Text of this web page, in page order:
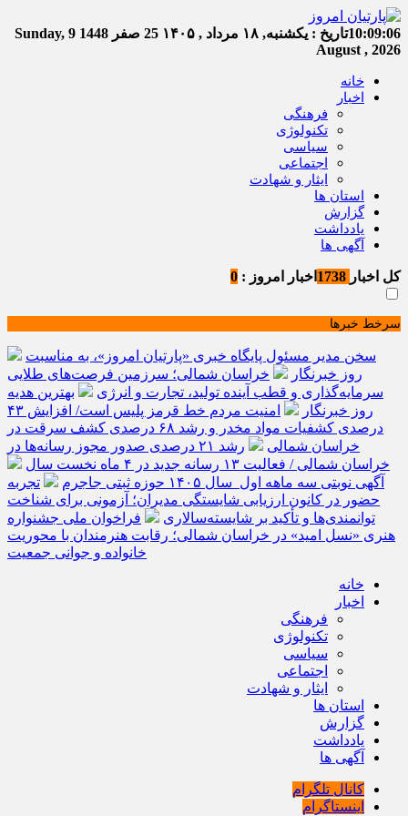
10:09:06تاریخ : یکشنبه, ۱۸ مرداد , ۱۴۰۵ 25 صفر 1448
Sunday, 9
August , 2026
خانه
اخبار
فرهنگی
تکنولوژی
سیاسی
اجتماعی
ایثار و شهادت
استان ها
گزارش
یادداشت
آگهی ها
کل اخبار اخبار امروز : 0
سرخط خبرها
سخن مدیر مسئول پایگاه خبری «پارتیان امروز»، به مناسبت
روز خبرنگار
خراسان شمالی؛ سرزمین فرصت‌های طلایی
سرمایه‌گذاری و قطب آینده تولید، تجارت و انرژی
بهترین هدیه
روز خبرنگار
امنیت مردم خط قرمز پلیس است/ افزایش ۴۳
درصدی کشفیات مواد مخدر و رشد ۶۸ درصدی کشف سرقت در
خراسان شمالی
رشد ۲۱ درصدی صدور مجوز رسانه‌ها در
خراسان شمالی / فعالیت ۱۳ رسانه جدید در ۴ ماه نخست سال
آگهی نوبتی سه ماهه اول سال ۱۴۰۵ حوزه ثبتی جاجرم
تجربه
حضور در کانون ارزیابی شایستگی مدیران؛ آزمونی برای شناخت
توانمندی‌ها و تأکید بر شایسته‌سالاری
فراخوان ملی جشنواره
هنری «نسل امید» در خراسان شمالی؛ رقابت هنرمندان با محوریت
خانواده و جوانی جمعیت
خانه
اخبار
فرهنگی
تکنولوژی
سیاسی
اجتماعی
ایثار و شهادت
استان ها
گزارش
یادداشت
آگهی ها
کانال تلگرام
اینستاگرام